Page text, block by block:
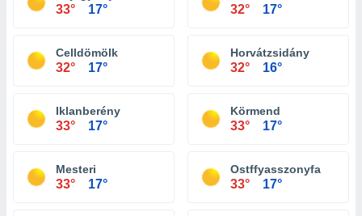
33° 17° 32° 17°
Celldömölk
32° 17°
Horvátzsidány
32° 16°
Iklanberény
33° 17°
Körmend
33° 17°
Mesteri
33° 17°
Ostffyasszonyfa
33° 17°